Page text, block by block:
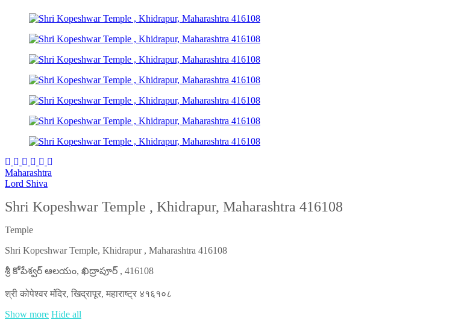
Maharashtra
Lord Shiva
Shri Kopeshwar Temple , Khidrapur, Maharashtra 416108
Temple
Shri Kopeshwar Temple, Khidrapur , Maharashtra 416108
శ్రీ కోపేశ్వర్ ఆలయం, ఖిద్రాపూర్ , 416108
श्री कोपेश्वर मंदिर, खिद्रापूर, महाराष्ट्र ४१६१०८
Show more Hide all